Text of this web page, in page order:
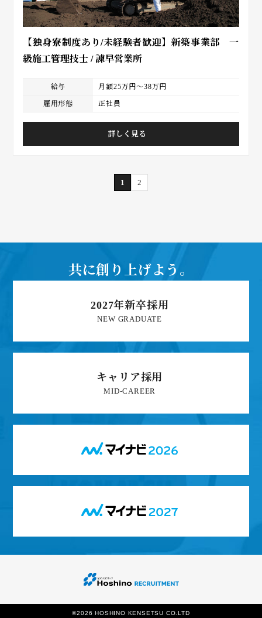
【独身寮制度あり/未経験者歓迎】新築事業部 一
級施工管理技士 / 諫早営業所
給与 月額25万円～38万円
雇用形態 正社員
詳しく見る
1 2
共に創り上げよう。
2027年新卒採用
キャリア採用
©2026 HOSHINO KENSETSU CO.LTD